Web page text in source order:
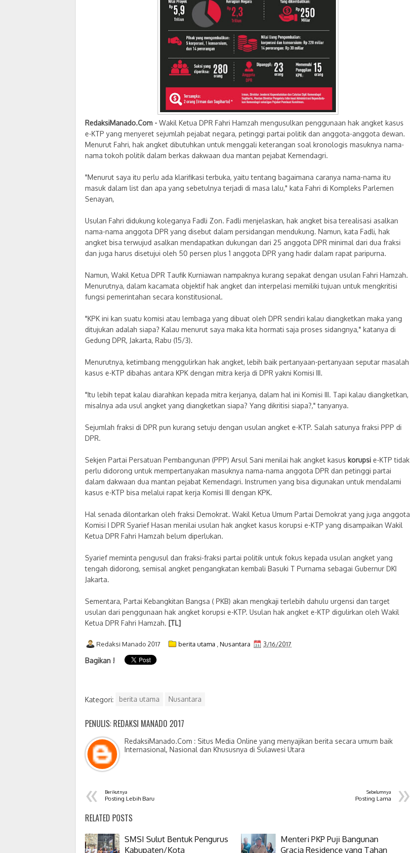
RedaksiManado.Com - Wakil Ketua DPR Fahri Hamzah mengusulkan penggunaan hak angket kasus
e-KTP yang menyeret sejumlah pejabat negara, petinggi partai politik dan anggota-anggota dewan.
Menurut Fahri, hak angket dibutuhkan untuk menggali keterangan soal kronologis masuknya nama-
nama tokoh politik dalam berkas dakwaan dua mantan pejabat Kemendagri.
"Menurut saya itu perlu ada klarifikasi terbuka, yaitu tentang bagaimana caranya nama-nama itu
masuk dalam list dan apa yang sebetulnya terjadi di masa lalu," kata Fahri di Kompleks Parlemen
Senayan,
Usulan Fahri didukung koleganya Fadli Zon. Fadli menjelaskan, hak angket bisa terealisasi asalkan
nama-nama anggota DPR yang disebut dalam persidangan mendukung. Namun, kata Fadli, hak
angket bisa terwujud asalkan mendapatkan dukungan dari 25 anggota DPR minimal dari dua fraksi
dan juga harus disetujui oleh 50 persen plus 1 anggota DPR yang hadir dalam rapat paripurna.
Namun, Wakil Ketua DPR Taufik Kurniawan nampaknya kurang sepakat dengan usulan Fahri Hamzah.
Menurutnya, dalam kacamata objektif hak angket dan interpelasi memiliki tujuan untuk mengkritisi
fungsi pemerintahan secara konstitusional.
"KPK ini kan suatu komisi atau lembaga yang dibuat oleh DPR sendiri kalau diangketkan maka yang
ditujukan adalah siapa? Kalau menurut saya maka kita hormati saja proses sidangnya," katanya di
Gedung DPR, Jakarta, Rabu (15/3).
Menurutnya, ketimbang menggulirkan hak angket, lebih baik pertanyaan-pertanyaan seputar masalah
kasus e-KTP dibahas antara KPK dengan mitra kerja di DPR yakni Komisi III.
"Itu lebih tepat kalau diarahkan kepada mitra kerjanya, dalam hal ini Komisi III. Tapi kalau diangketkan,
misalnya ada usul angket yang diangketkan siapa? Yang dikritisi siapa?," tanyanya.
Sejumlah fraksi di DPR pun kurang setuju dengan usulan angket e-KTP. Salah satunya fraksi PPP di
DPR.
Sekjen Partai Persatuan Pembangunan (PPP) Arsul Sani menilai hak angket kasus korupsi e-KTP tidak
perlu didorong untuk mempertanyakan masuknya nama-nama anggota DPR dan petinggi partai
dalam dakwaan dua mantan pejabat Kemendagri. Instrumen yang bisa digunakan untuk mendalami
kasus e-KTP bisa melalui rapat kerja Komisi III dengan KPK.
Hal senada dilontarkan oleh fraksi Demokrat. Wakil Ketua Umum Partai Demokrat yang juga anggota
Komisi I DPR Syarief Hasan menilai usulan hak angket kasus korupsi e-KTP yang disampaikan Wakil
Ketua DPR Fahri Hamzah belum diperlukan.
Syarief meminta pengusul dan fraksi-fraksi partai politik untuk fokus kepada usulan angket yang
tengah didorong, semisal angket pengangkatan kembali Basuki T Purnama sebagai Gubernur DKI
Jakarta.
Sementara, Partai Kebangkitan Bangsa ( PKB) akan mengkaji terlebih dahulu urgensi dan target
usulan dari penggunaan hak angket korupsi e-KTP. Usulan hak angket e-KTP digulirkan oleh Wakil
Ketua DPR Fahri Hamzah. [TL]
Redaksi Manado 2017 berita utama Nusantara 3/16/2017
Bagikan !
Kategori: berita utama Nusantara
PENULIS: REDAKSI MANADO 2017
RedaksiManado.Com : Situs Media Online yang menyajikan berita secara umum baik
Internasional, Nasional dan Khususnya di Sulawesi Utara
« Berikutnya
Posting Lebih Baru »
Sebelumnya
Posting Lama
RELATED POSTS
SMSI Sulut Bentuk Pengurus
Kabupaten/Kota
Menteri PKP Puji Bangunan
Gracia Residence yang Tahan